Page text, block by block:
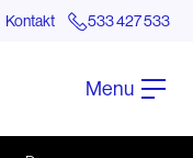
Kontakt 533 427 533
Menu